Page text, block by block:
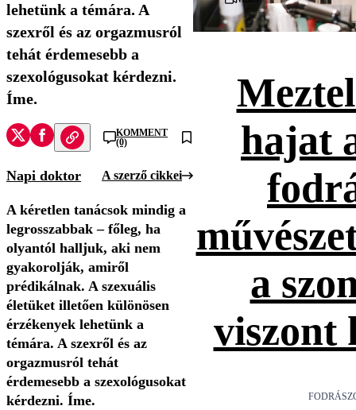
lehetünk a témára. A
szexről és az orgazmusról
tehát érdemesebb a
szexológusokat kérdezni.
Íme.
KOMMENT
(0)
Napi doktor A szerző cikkei
A kéretlen tanácsok mindig a
legrosszabbak – főleg, ha
olyantól halljuk, aki nem
gyakorolják, amiről
prédikálnak. A szexuális
életüket illetően különösen
érzékenyek lehetünk a
témára. A szexről és az
orgazmusról tehát
érdemesebb a szexológusokat
kérdezni. Íme.
hajat
a
viszont